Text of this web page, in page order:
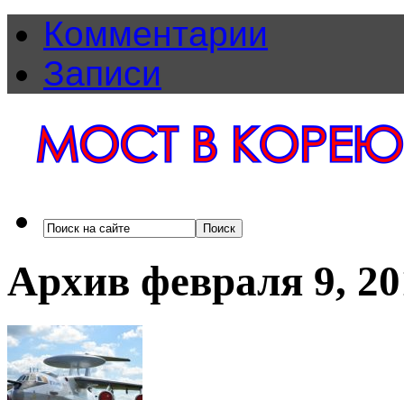
Комментарии
Записи
Архив февраля 9,